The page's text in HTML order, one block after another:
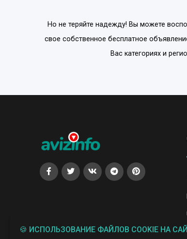
Но не теряйте надежду! Вы можете
свое собственное бесплатное
Вас категориях и
🍪 ИСПОЛЬЗОВАНИЕ ФАЙЛОВ COOKIE НА